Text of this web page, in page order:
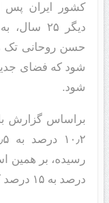
کشور ایران پس
دیگر ۲۵
حسن روحانی تک
شود که فضای
شود.
براساس گزارش
درصد به ۱۵ درصد کاهش پیدا کرده است.